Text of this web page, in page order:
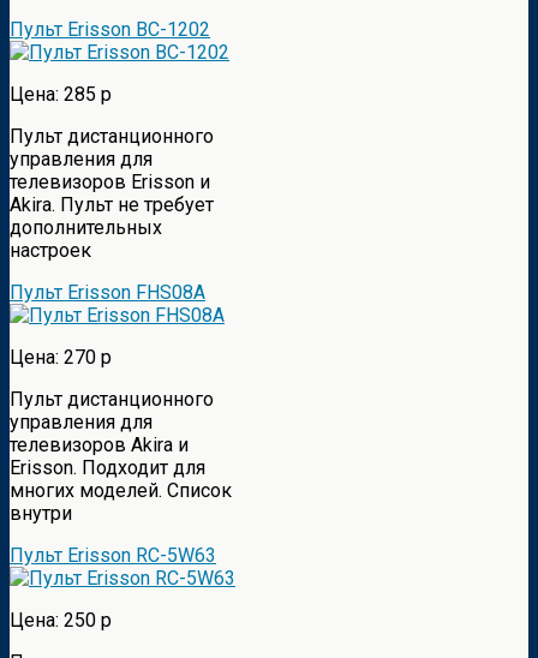
Пульт Erisson BC-1202
Цена: 285 р
Пульт дистанционного
управления для
телевизоров Erisson и
Akira. Пульт не требует
дополнительных
настроек
Пульт Erisson FHS08A
Цена: 270 р
Пульт дистанционного
управления для
телевизоров Akira и
Erisson. Подходит для
многих моделей. Список
внутри
Пульт Erisson RC-5W63
Цена: 250 р